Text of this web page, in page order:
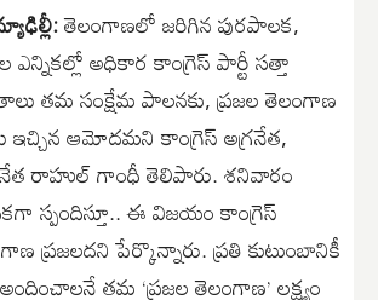
తెలంగాణలో జరిగిన పురపాలక,
ఎన్నికల్లో అధికార కాంగ్రెస్ పార్టీ సత్తా
తమ సంక్షేమ పాలనకు, ప్రజల తెలంగాణ
ఇచ్చిన ఆమోదమని కాంగ్రెస్ అగ్రనేత,
నేత రాహుల్ గాంధీ తెలిపారు. శనివారం
స్పందిస్తూ.. ఈ విజయం కాంగ్రెస్
ప్రజలదని పేర్కొన్నారు. ప్రతి కుటుంబానికీ
తమ ‘ప్రజల తెలంగాణ’ లక్ష్యం